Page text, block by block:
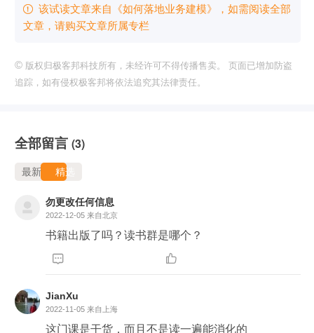
 该试读文章来自《如何落地业务建模》，如需阅读全部
文章，请购买文章所属专栏
© 版权归极客邦科技所有，未经许可不得传播售卖。 页面已增加防盗
追踪，如有侵权极客邦将依法追究其法律责任。
全部留言 (3)
最新 精选
勿更改任何信息
2022-12-05 来自北京
书籍出版了吗？读书群是哪个？
 
JianXu
2022-11-05 来自上海
这门课是干货，而且不是读一遍能消化的